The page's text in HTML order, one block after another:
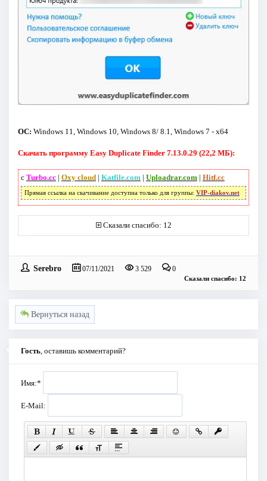
ОС: Windows 11, Windows 10, Windows 8/ 8.1, Windows 7 - x64
Скачать программу Easy Duplicate Finder 7.13.0.29 (22,2 МБ):
с Turbo.cc| Oxy cloud| Katfile.com | Uploadrar.com | Hitf.cc
Прямая ссылка на скачивание доступна только для группы: VIP-diakov.net
Сказали спасибо: 12
Serebro 07/11/2021 3 529 0
Сказали спасибо: 12
Вернуться назад
Гость , оставишь комментарий?
Имя:*
E-Mail: